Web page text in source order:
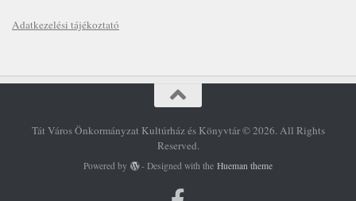
Adatkezelési tájékoztató
Tát Város Önkormányzat Kultúrház és Könyvtár © 2026. All Rights
Reserved.
Powered by - Designed with theHueman theme